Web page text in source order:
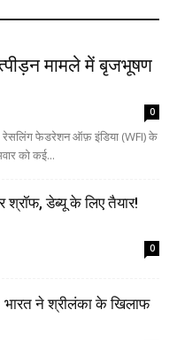
मामले में बृजभूषण
0
फेडरेशन ऑफ़ इंडिया (WFI) के
को कई...
डेब्यू के लिए तैयार!
0
ने श्रीलंका के खिलाफ